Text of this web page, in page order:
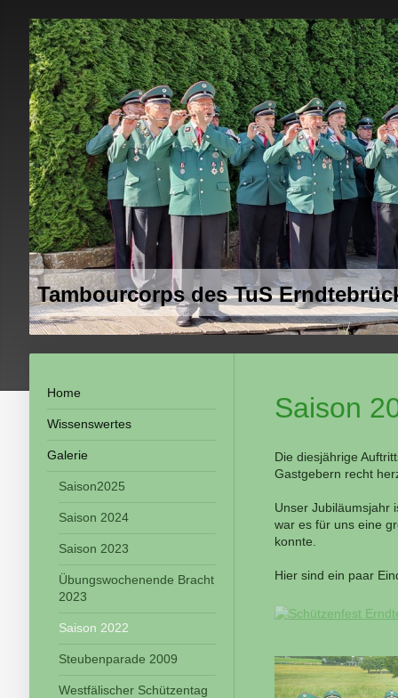
Tambourcorps des TuS
Home
Wissenswertes
Galerie
Saison2025
Saison 2024
Saison 2023
Übungswochenende Bracht
2023
Saison 2022
Steubenparade 2009
Westfälischer Schützentag
Saison
Die diesjährige
Gastgebern recht
Unser Jubiläumsjahr
war es für uns eine
konnte.
Hier sind ein paar